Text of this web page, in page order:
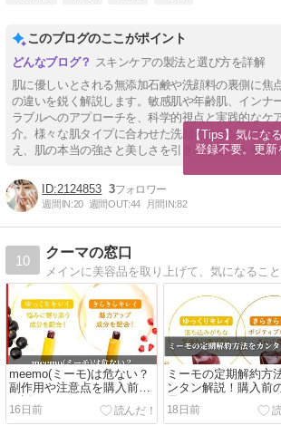
このブログのここがポイント
スキンケアの製法と選び方を詳解
肌に優しいとされる無添加石鹸や洗顔料の裏側に焦
の違いを鋭く解説します。敏感肌や年齢肌、インナ
ラブルへのアプローチを、科学的視点と実践的なケ
介。様々な肌タイプに合わせた洗顔とスキンケアの
え、肌の本当の強さと美しさを引き出すヒントを提
2124853 3
週間IN:20 週間OUT:44 月間IN:82
10
クーマの窓口
meemo(ミーモ)は危ない？
副作用や注意点を購入前に
解説！
16日前
ミーモの定期解約方
ンタン解説！購入前
見です！
18日前
【Tips】気にな
登録不要。更新